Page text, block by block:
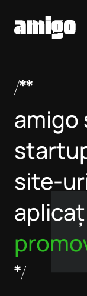
/**
amigo
site-
*/